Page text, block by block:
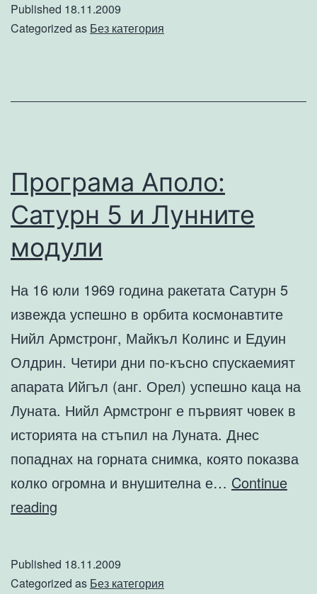
по-
Published 18.11.2009
Categorized as Без категория
Програма Аполо:
Сатурн 5 и Лунните
модули
На 16 юли 1969 година ракетата Сатурн 5
извежда успешно в орбита космонавтите
Нийл Армстронг, Майкъл Колинс и Едуин
Олдрин. Четири дни по-късно спускаемият
апарата Ийгъл (анг. Орел) успешно каца на
Луната. Нийл Армстронг е първият човек в
историята на стъпил на Луната. Днес
попаднах на горната снимка, която показва
колко огромна и внушителна е… Continue
reading
5
Published 18.11.2009
Categorized as Без категория